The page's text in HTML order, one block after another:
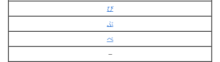
び
ぶ
べ
–